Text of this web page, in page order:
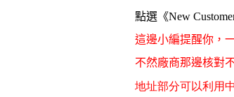
點選《New
這邊小編提醒你，
不然廠商那邊核對
地址部分可以利用